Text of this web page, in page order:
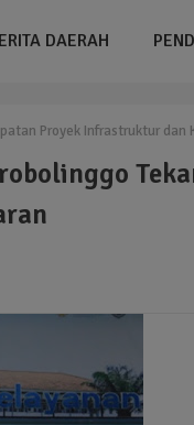
DAERAH
Proyek Infrastruktur dan